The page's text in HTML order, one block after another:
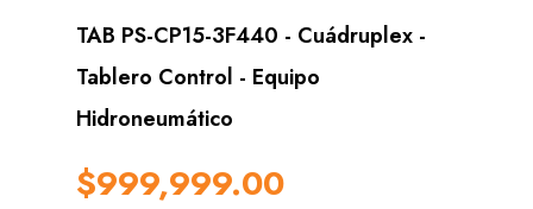
TAB PS-CP15-3F440 - Cuádruplex -
Tablero Control - Equipo
Hidroneumático
$999,999.00